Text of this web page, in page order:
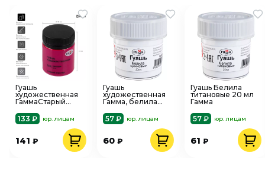
Гуашь
художественная
ГаммаСтарый
40мл
133 ₽ юр. лицам
141 ₽
Гуашь
художественная
Гамма, белила
57 ₽
юр. лицам
60 ₽
Гуашь Белила
титановые 20 мл
Гамма
57 ₽
юр. лицам
61 ₽